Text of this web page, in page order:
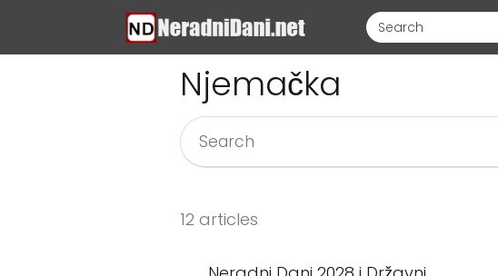
Njemačka
12 articles